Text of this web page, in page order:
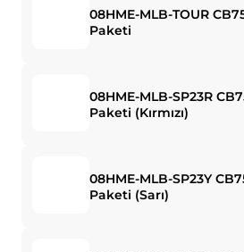
08HME-MLB-TOUR
Paketi
08HME-MLB-SP23R
Paketi (Kırmızı)
08HME-MLB-SP23Y
Paketi (Sarı)